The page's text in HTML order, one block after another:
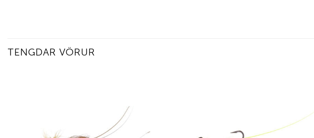
TENGDAR VÖRUR